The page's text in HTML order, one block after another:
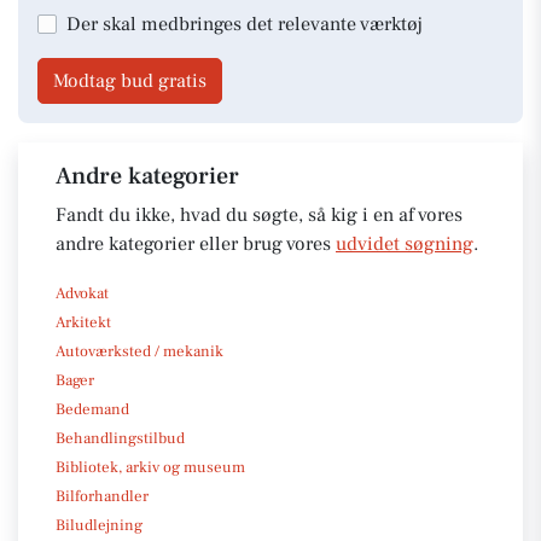
Der skal medbringes det relevante værktøj
Modtag bud gratis
Andre kategorier
Fandt du ikke, hvad du søgte, så kig i en af vores
andre kategorier eller brug vores udvidet søgning.
Advokat
Arkitekt
Autoværksted / mekanik
Bager
Bedemand
Behandlingstilbud
Bibliotek, arkiv og museum
Bilforhandler
Biludlejning